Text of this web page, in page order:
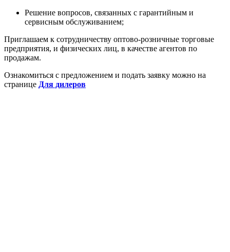
Решение вопросов, связанных с гарантийным и
сервисным обслуживанием;
Приглашаем к сотрудничеству оптово-розничные торговые
предприятия, и физических лиц, в качестве агентов по
продажам.
Ознакомиться с предложением и подать заявку можно на
странице Для дилеров